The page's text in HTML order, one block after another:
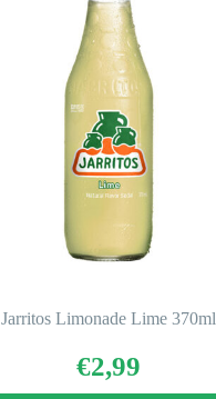
Jarritos Limonade Lime 370ml
€2,99